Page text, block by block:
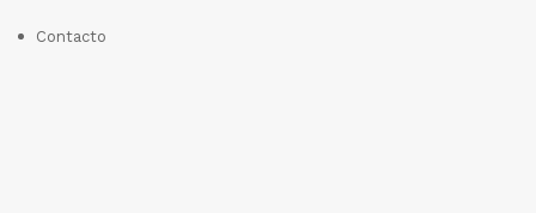
Contacto